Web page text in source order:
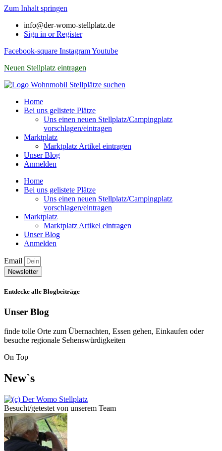
Zum Inhalt springen
info@der-womo-stellplatz.de
Sign in or Register
Facebook-square InstagramYoutube
Neuen Stellplatz eintragen
Home
Bei uns gelistete Plätze
Uns einen neuen Stellplatz/Campingplatz
vorschlagen/eintragen
Marktplatz
Marktplatz Artikel eintragen
Unser Blog
Anmelden
Home
Bei uns gelistete Plätze
Uns einen neuen Stellplatz/Campingplatz
vorschlagen/eintragen
Marktplatz
Marktplatz Artikel eintragen
Unser Blog
Anmelden
Email
Newsletter
Entdecke alle Blogbeiträge
Unser Blog
finde tolle Orte zum Übernachten, Essen gehen, Einkaufen oder
besuche regionale Sehenswürdigkeiten
On Top
New`s
Besucht/getestet von unserem Team